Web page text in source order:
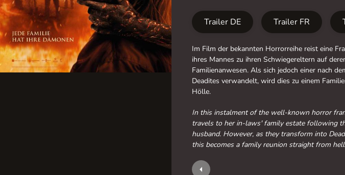
Trailer DE Trailer FR
Im Film der bekannten Horrorreihe reist eine
ihres Mannes zu ihren Schwiegereltern auf
Familienanwesen. Als sich jedoch einer nach
Deadites verwandelt, wird dies zu einem
Hölle.
In this instalment of the well-known horror
travels to her in-laws' family estate following
husband. However, as they transform into
this becomes a family reunion straight from